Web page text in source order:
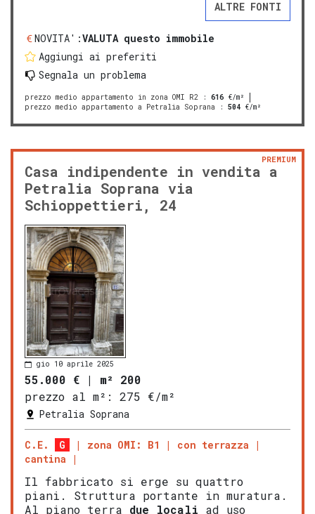
ALTRE FONTI
NOVITA':VALUTA questo immobile
Aggiungi ai preferiti
Segnala un problema
prezzo medio appartamento in zona OMI R2 : 616 €/m²
prezzo medio appartamento a Petralia Soprana : 504 €/m²
Casa indipendente in vendita a
Petralia Soprana via
Schioppettieri, 24
PREMIUM
gio 10 aprile 2025
55.000 € | m² 200
prezzo al m²:
275 €/m²
Petralia Soprana
C.E. G zona OMI: B1
con terrazza
cantina
Il fabbricato si erge su quattro
piani. Struttura portante in muratura.
Al piano terra due locali ad uso